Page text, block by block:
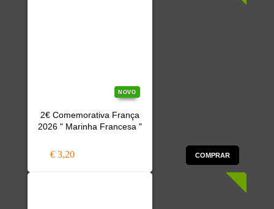
NOVO
2€ Comemorativa França
2026 " Marinha Francesa "
€ 3,20 COMPRAR